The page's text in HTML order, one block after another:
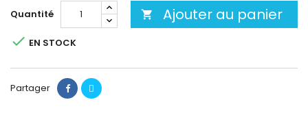
Quantité  Ajouter au panier
 EN STOCK
Partager